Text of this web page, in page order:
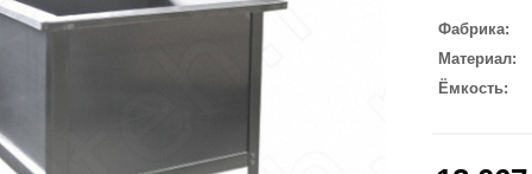
Фабрика
Материал
Ёмкость